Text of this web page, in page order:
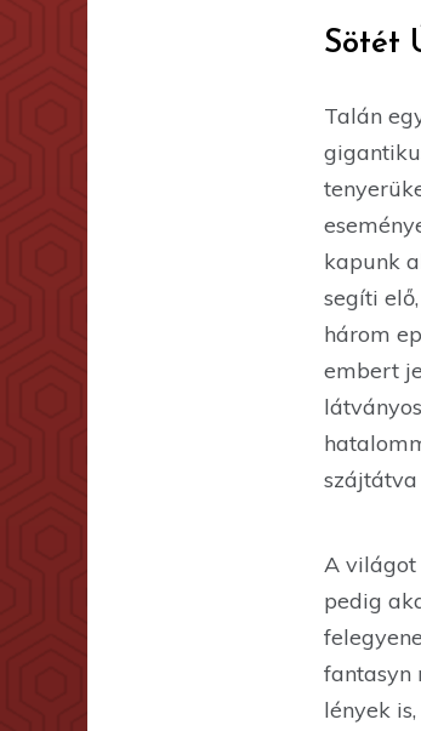
Sötét
Talán
kapunk
segíti
három
embert
szájtátva
A világot
pedig
fantasyn
lények